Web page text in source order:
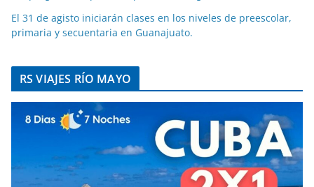
El 31 de agisto iniciarán clases en los niveles de preescolar,
primaria y secuentaria en Guanajuato.
RS VIAJES RÍO MAYO